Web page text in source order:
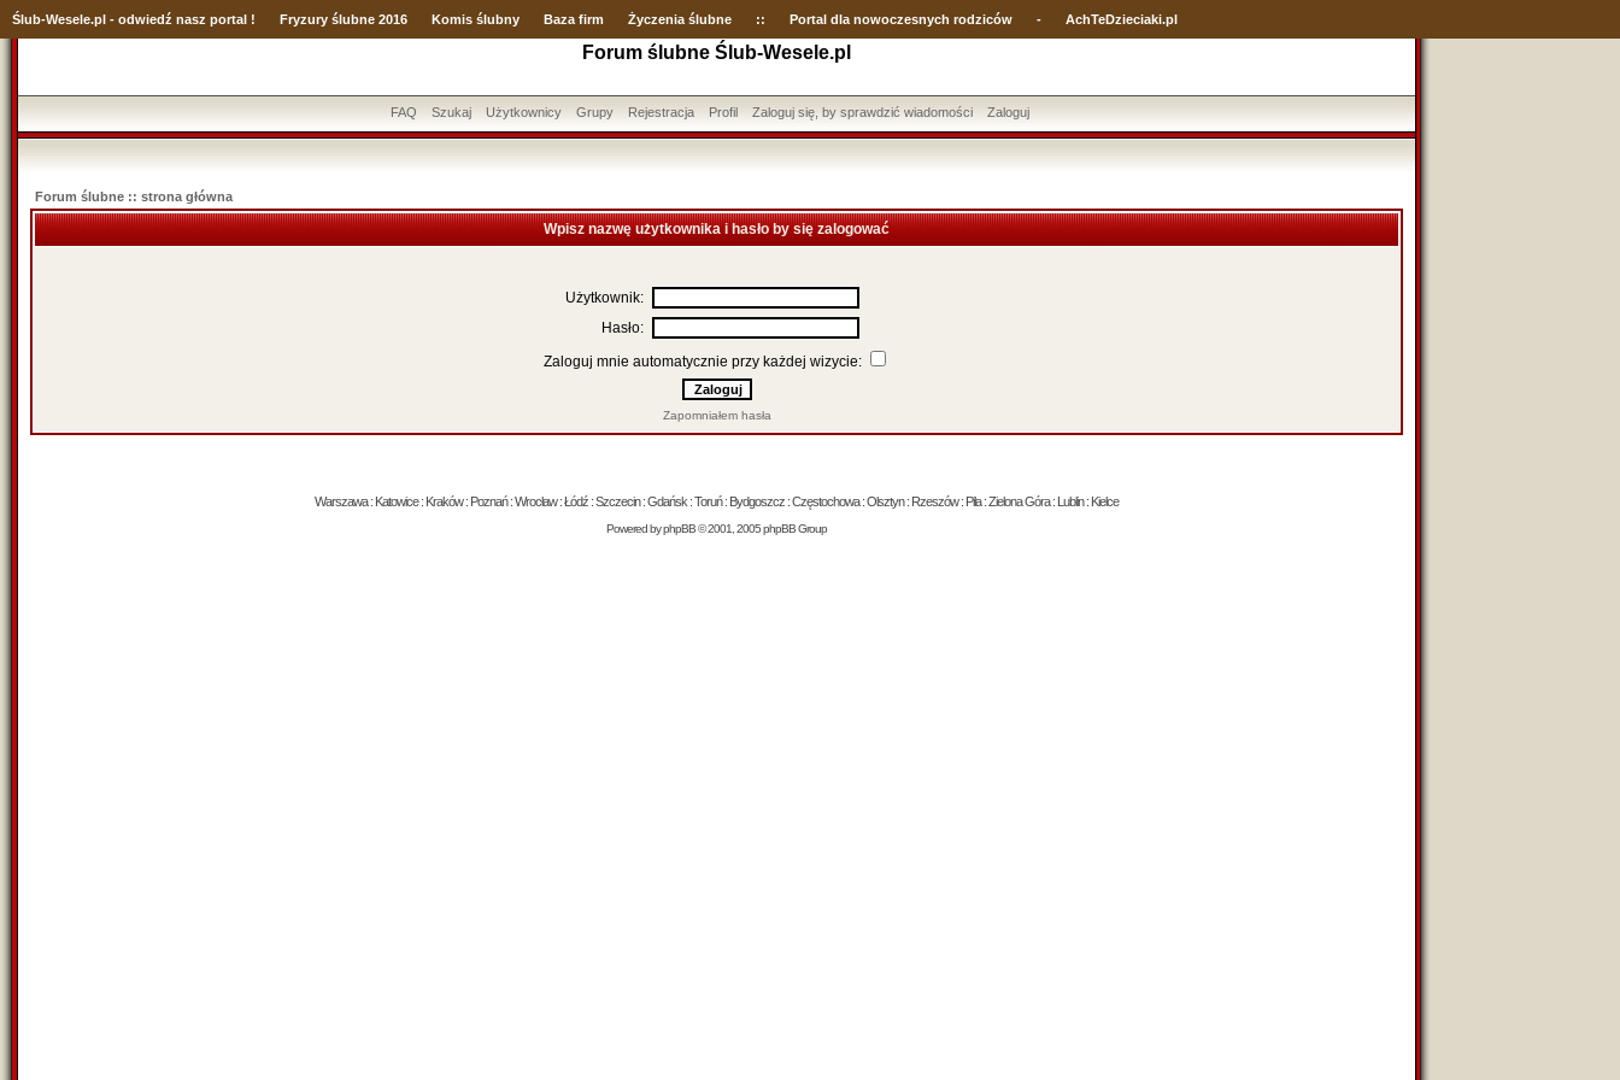
Ślub-Wesele.pl - odwiedź nasz portal ! Fryzury ślubne 2016 Komis ślubny Baza firm Życzenia ślubne :: Portal dla nowoczesnych rodziców - AchTeDzieciaki.pl
Forum ślubne Ślub-Wesele.pl
FAQ Szukaj Użytkownicy Grupy Rejestracja Profil Zaloguj się, by sprawdzić wiadomości Zaloguj
Forum ślubne :: strona główna
Wpisz nazwę użytkownika i hasło by się zalogować
Użytkownik:
Hasło:
Zaloguj mnie automatycznie przy każdej wizycie:
Zapomniałem hasła
Warszawa : Katowice : Kraków : Poznań : Wrocław : Łódź : Szczecin : Gdańsk : Toruń : Bydgoszcz : Częstochowa : Olsztyn : Rzeszów : Piła : Zielona Góra : Lublin : Kielce
Powered byphpBB© 2001, 2005 phpBB Group